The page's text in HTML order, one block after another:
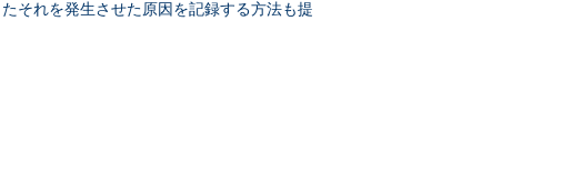
それを発生させた原因を記録する方法も提